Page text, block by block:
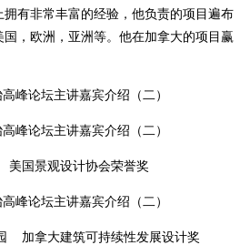
有非常丰富的经验，他负责的项目遍布
，欧洲，亚洲等。他在加拿大的项目赢
国景观设计协会荣誉奖
加拿大建筑可持续性发展设计奖